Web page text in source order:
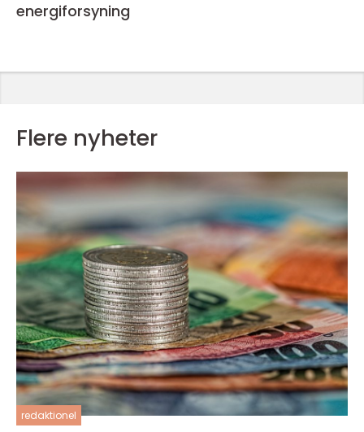
energiforsyning
Flere nyheter
redaktionel